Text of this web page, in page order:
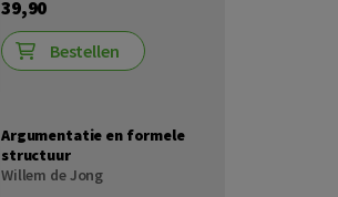
39,90
Bestellen
Argumentatie en formele
structuur
Willem de Jong